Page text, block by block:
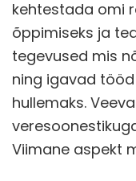
kehtestada omi
õppimiseks ja
tegevused mis
ning igavad
hullemaks.
Viimane aspekt